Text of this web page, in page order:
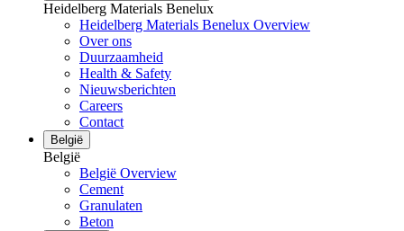
Heidelberg Materials Benelux
Heidelberg Materials Benelux Overview
Over ons
Duurzaamheid
Health & Safety
Nieuwsberichten
Careers
Contact
België
België
België Overview
Cement
Granulaten
Beton